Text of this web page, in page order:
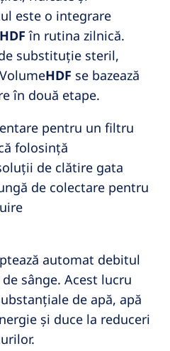
este o integrare
HDF în rutina zilnică.
substituție steril,
HDF se bazează
în două etape.
pentru un filtru
folosință
de clătire gata
de colectare pentru
automat debitul
sânge. Acest lucru
de apă, apă
și duce la reduceri